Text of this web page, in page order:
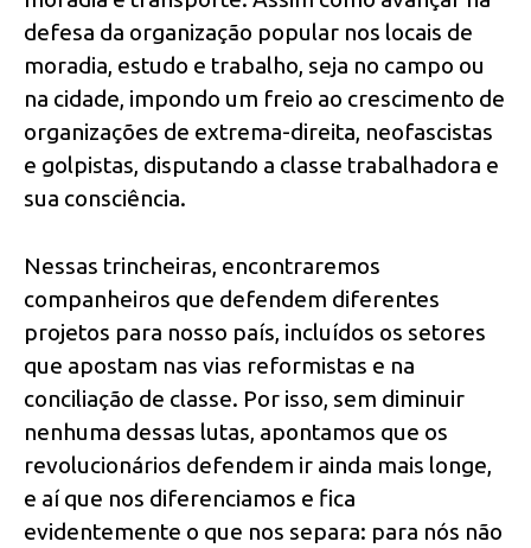
defesa da organização popular nos locais de
moradia, estudo e trabalho, seja no campo ou
na cidade, impondo um freio ao crescimento de
organizações de extrema-direita, neofascistas
e golpistas, disputando a classe trabalhadora e
sua consciência.
Nessas trincheiras, encontraremos
companheiros que defendem diferentes
projetos para nosso país, incluídos os setores
que apostam nas vias reformistas e na
conciliação de classe. Por isso, sem diminuir
nenhuma dessas lutas, apontamos que os
revolucionários defendem ir ainda mais longe,
e aí que nos diferenciamos e fica
evidentemente o que nos separa: para nós não